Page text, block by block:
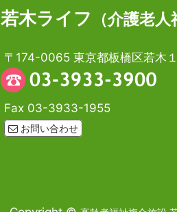
若木ライフ （介護老人
〒174-0065 東京都板橋区若木
Fax 03-3933-1955
お問い合わせ